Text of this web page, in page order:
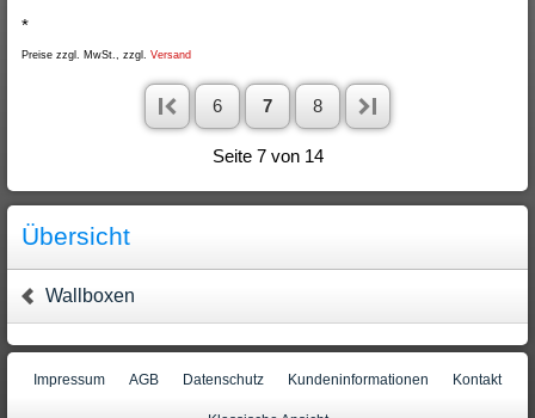
*
Preise zzgl. MwSt., zzgl. Versand
6 7 8
Seite 7 von 14
Übersicht
Wallboxen
Impressum AGB Datenschutz Kundeninformationen Kontakt